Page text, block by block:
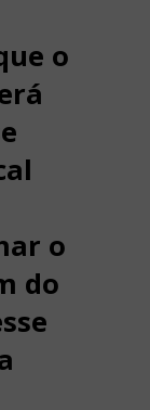
o
o
do